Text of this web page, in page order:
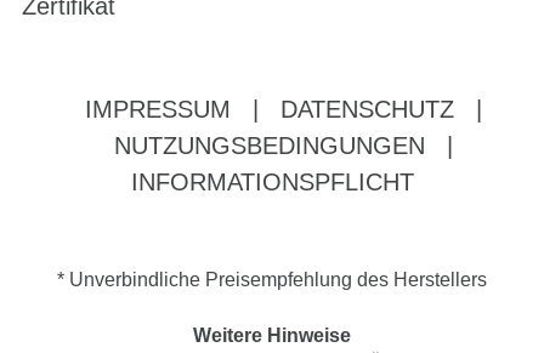
Zertifikat
IMPRESSUM DATENSCHUTZ
NUTZUNGSBEDINGUNGEN
INFORMATIONSPFLICHT
* Unverbindliche Preisempfehlung des Herstellers
Weitere Hinweise